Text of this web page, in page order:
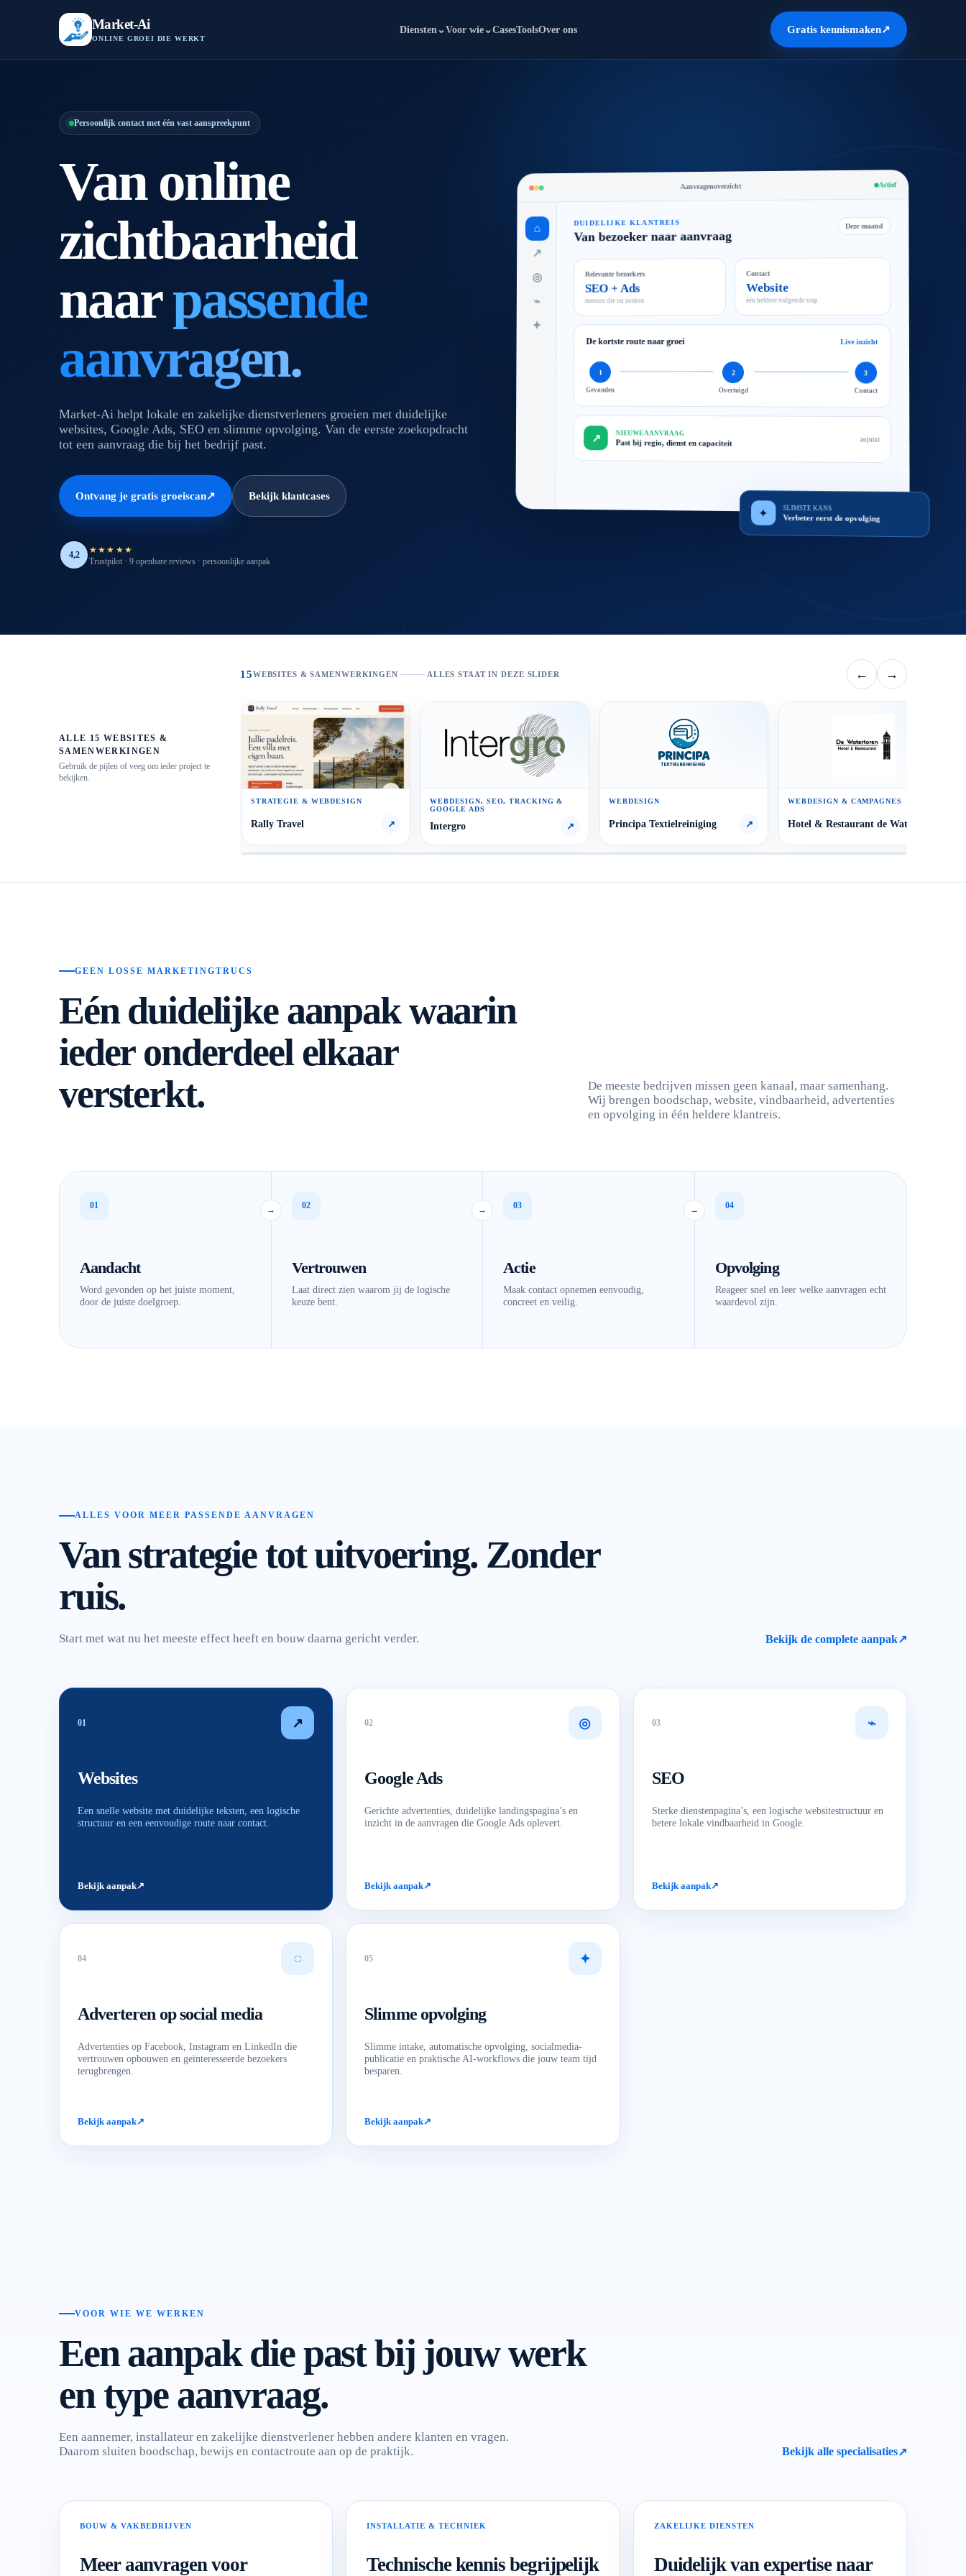
Market-Ai
ONLINE GROEI DIE WERKT
Diensten ⌄Voor wie⌄CasesToolsOver ons Gratis kennismaken↗
Persoonlijk contact met één vast aanspreekpunt
Van online
zichtbaarheid
naar passende
aanvragen.
Market-Ai helpt lokale en zakelijke dienstverleners groeien met duidelijke
websites, Google Ads, SEO en slimme opvolging. Van de eerste zoekopdracht
tot een aanvraag die bij het bedrijf past.
Ontvang je gratis groeiscan↗ Bekijk klantcases
4,2
★★★★★
Trustpilot · 9 openbare reviews · persoonlijke aanpak
Aanvragenoverzicht Actief
⌂
↗
◎
⌁
✦
DUIDELIJKE KLANTREIS
Van bezoeker naar aanvraag
Deze maand
Relevante bezoekers
SEO + Ads
mensen die nu zoeken
Contact
Website
één heldere volgende stap
De kortste route naar groei Live inzicht
1
Gevonden
2
Overtuigd
3
Contact
↗ NIEUWE AANVRAAG
Past bij regio, dienst en capaciteit zojuist
✦ SLIMSTE KANS
Verbeter eerst de opvolging
ALLE 15 WEBSITES &
SAMENWERKINGEN
Gebruik de pijlen of veeg om ieder project te
bekijken.
15WEBSITES & SAMENWERKINGEN ALLES STAAT IN DEZE SLIDER ← →
STRATEGIE & WEBDESIGN
Rally Travel ↗
WEBDESIGN, SEO, TRACKING &
GOOGLE ADS
Intergro ↗
WEBDESIGN
Principa Textielreiniging ↗
WEBDESIGN & CAMPAGNES
Hotel & Restaurant de Watertoren
GEEN LOSSE MARKETINGTRUCS
Eén duidelijke aanpak waarin
ieder onderdeel elkaar
versterkt.
De meeste bedrijven missen geen kanaal, maar samenhang.
Wij brengen boodschap, website, vindbaarheid, advertenties
en opvolging in één heldere klantreis.
01
Aandacht
Word gevonden op het juiste moment,
door de juiste doelgroep.
→ 02
Vertrouwen
Laat direct zien waarom jij de logische
keuze bent.
→ 03
Actie
Maak contact opnemen eenvoudig,
concreet en veilig.
→ 04
Opvolging
Reageer snel en leer welke aanvragen echt
waardevol zijn.
ALLES VOOR MEER PASSENDE AANVRAGEN
Van strategie tot uitvoering. Zonder
ruis.
Start met wat nu het meeste effect heeft en bouw daarna gericht verder. Bekijk de complete aanpak↗
01 ↗
Websites
Een snelle website met duidelijke teksten, een logische
structuur en een eenvoudige route naar contact.
Bekijk aanpak↗
02 ◎
Google Ads
Gerichte advertenties, duidelijke landingspagina’s en
inzicht in de aanvragen die Google Ads oplevert.
Bekijk aanpak↗
03 ⌁
SEO
Sterke dienstenpagina’s, een logische websitestructuur en
betere lokale vindbaarheid in Google.
Bekijk aanpak↗
04 ◌
Adverteren op social media
Advertenties op Facebook, Instagram en LinkedIn die
vertrouwen opbouwen en geïnteresseerde bezoekers
terugbrengen.
Bekijk aanpak↗
05 ✦
Slimme opvolging
Slimme intake, automatische opvolging, socialmedia-
publicatie en praktische AI-workflows die jouw team tijd
besparen.
Bekijk aanpak↗
VOOR WIE WE WERKEN
Een aanpak die past bij jouw werk
en type aanvraag.
Een aannemer, installateur en zakelijke dienstverlener hebben andere klanten en vragen.
Daarom sluiten boodschap, bewijs en contactroute aan op de praktijk.
Bekijk alle specialisaties↗
BOUW & VAKBEDRIJVEN
Meer aanvragen voor
INSTALLATIE & TECHNIEK
Technische kennis begrijpelijk
ZAKELIJKE DIENSTEN
Duidelijk van expertise naar